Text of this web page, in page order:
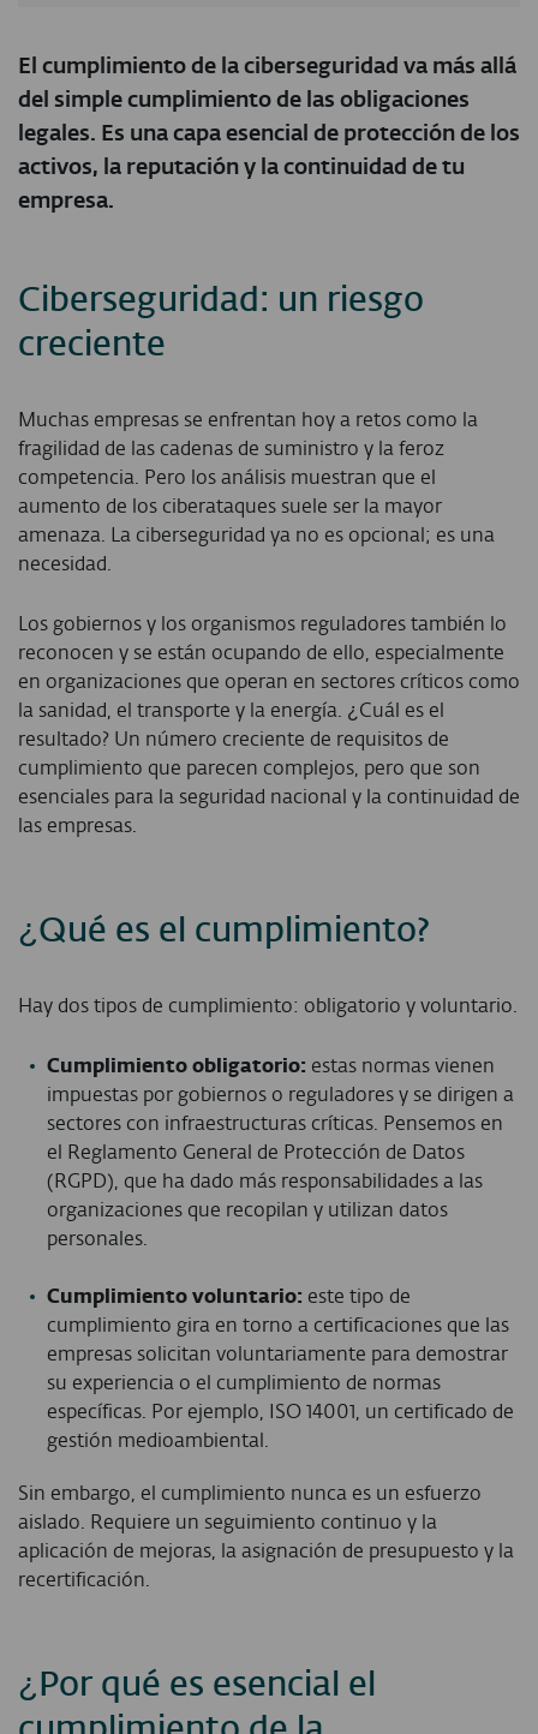
El cumplimiento de la ciberseguridad va más allá
del simple cumplimiento de las obligaciones
legales. Es una capa esencial de protección de los
activos, la reputación y la continuidad de tu
empresa.
Ciberseguridad: un riesgo
creciente
Muchas empresas se enfrentan hoy a retos como la
fragilidad de las cadenas de suministro y la feroz
competencia. Pero los análisis muestran que el
aumento de los ciberataques suele ser la mayor
amenaza. La ciberseguridad ya no es opcional; es una
necesidad.
Los gobiernos y los organismos reguladores también lo
reconocen y se están ocupando de ello, especialmente
en organizaciones que operan en sectores críticos como
la sanidad, el transporte y la energía. ¿Cuál es el
resultado? Un número creciente de requisitos de
cumplimiento que parecen complejos, pero que son
esenciales para la seguridad nacional y la continuidad de
las empresas.
¿Qué es el cumplimiento?
Hay dos tipos de cumplimiento: obligatorio y voluntario.
Cumplimiento obligatorio: estas normas vienen
impuestas por gobiernos o reguladores y se dirigen a
sectores con infraestructuras críticas. Pensemos en
el Reglamento General de Protección de Datos
(RGPD), que ha dado más responsabilidades a las
organizaciones que recopilan y utilizan datos
personales.
Cumplimiento voluntario: este tipo de
cumplimiento gira en torno a certificaciones que las
empresas solicitan voluntariamente para demostrar
su experiencia o el cumplimiento de normas
específicas. Por ejemplo, ISO 14001, un certificado de
gestión medioambiental.
Sin embargo, el cumplimiento nunca es un esfuerzo
aislado. Requiere un seguimiento continuo y la
aplicación de mejoras, la asignación de presupuesto y la
recertificación.
¿Por qué es esencial el